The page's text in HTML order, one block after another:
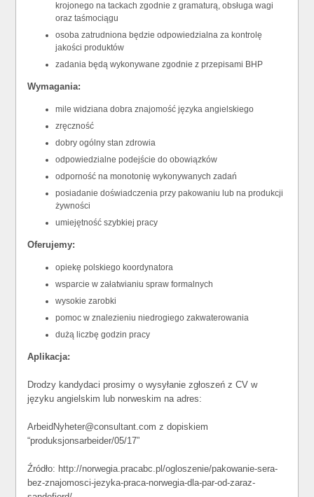
krojonego na tackach zgodnie z gramaturą, obsługa wagi
oraz taśmociągu
osoba zatrudniona będzie odpowiedzialna za kontrolę
jakości produktów
zadania będą wykonywane zgodnie z przepisami BHP
Wymagania:
mile widziana dobra znajomość języka angielskiego
zręczność
dobry ogólny stan zdrowia
odpowiedzialne podejście do obowiązków
odporność na monotonię wykonywanych zadań
posiadanie doświadczenia przy pakowaniu lub na produkcji
żywności
umiejętność szybkiej pracy
Oferujemy:
opiekę polskiego koordynatora
wsparcie w załatwianiu spraw formalnych
wysokie zarobki
pomoc w znalezieniu niedrogiego zakwaterowania
dużą liczbę godzin pracy
Aplikacja:
Drodzy kandydaci prosimy o wysyłanie zgłoszeń z CV w
języku angielskim lub norweskim na adres:
ArbeidNyheter@consultant.com z dopiskiem
“produksjonsarbeider/05/17”
Źródło: http://norwegia.pracabc.pl/ogloszenie/pakowanie-sera-
bez-znajomosci-jezyka-praca-norwegia-dla-par-od-zaraz-